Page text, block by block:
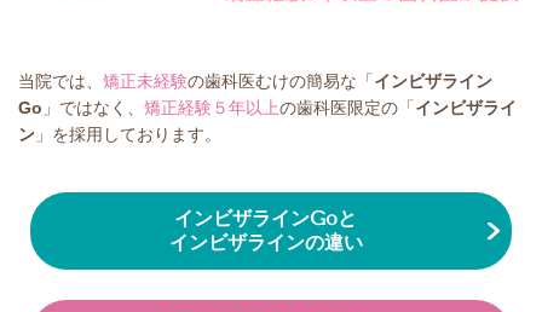
当院では、 矯正未経験の歯科医むけの簡易な「インビザライン
Go 」ではなく、 矯正経験５年以上の歯科医限定の「インビザライ
ン 」を採用しております。
インビザラインGoと
インビザラインの違い